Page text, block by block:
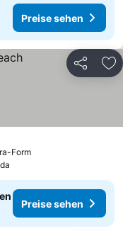
Preise sehen
Teilen
Form
Preise sehen